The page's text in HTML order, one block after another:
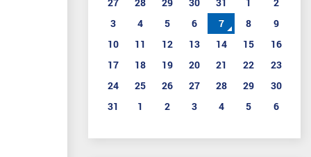
3
4 5 6 7 8
9
10
11 12 13 14 15
16
17
18 19 20 21 22
23
24
25 26 27 28 29
30
31
1 2 3 4 5 6